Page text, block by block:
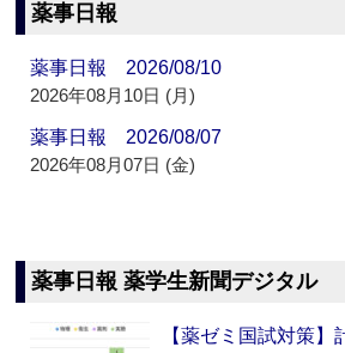
薬事日報
薬事日報 2026/08/10
2026年08月10日 (月)
薬事日報 2026/08/07
2026年08月07日 (金)
薬事日報 薬学生新聞デジタル
【薬ゼミ国試対策】